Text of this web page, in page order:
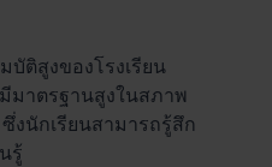
ติสูงของโรงเรียน
มาตรฐานสูงในสภาพ
งนักเรียนสามารถรู้สึก
รู้